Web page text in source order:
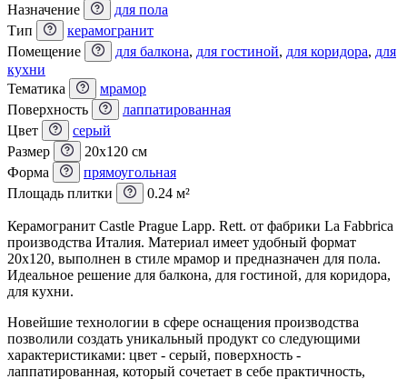
Назначение
для пола
Тип
керамогранит
Помещение
для балкона, для гостиной, для коридора, для
кухни
Тематика
мрамор
Поверхность
лаппатированная
Цвет
серый
Размер
20x120 см
Форма
прямоугольная
Площадь плитки
0.24 м²
Керамогранит Castle Prague Lapp. Rett. от фабрики La Fabbrica
производства Италия. Материал имеет удобный формат
20x120, выполнен в стиле мрамор и предназначен для пола.
Идеальное решение для балкона, для гостиной, для коридора,
для кухни.
Новейшие технологии в сфере оснащения производства
позволили создать уникальный продукт со следующими
характеристиками: цвет - серый, поверхность -
лаппатированная, который сочетает в себе практичность,